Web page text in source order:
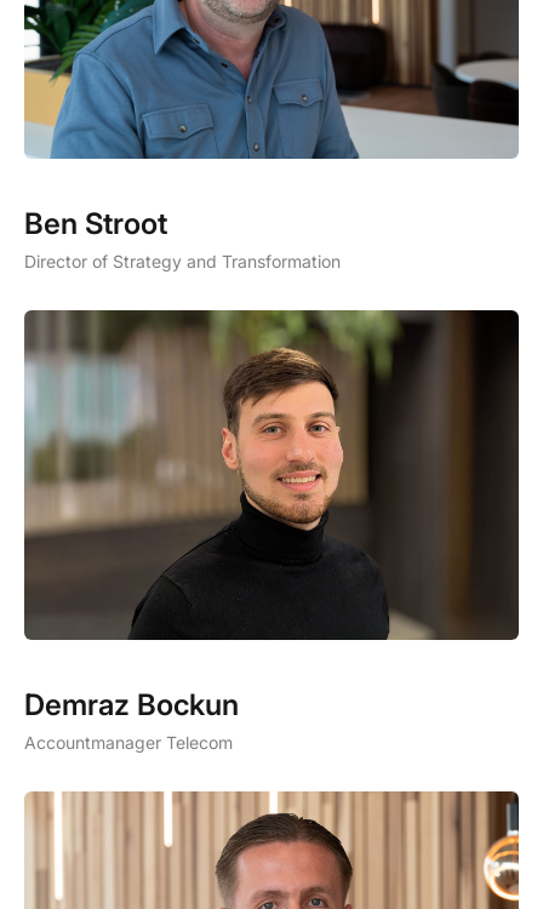
Ben Stroot
Director of Strategy and Transformation
Demraz Bockun
Accountmanager Telecom